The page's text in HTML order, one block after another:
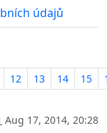
údajů
12 13 14 15
Aug 17, 2014, 20:28